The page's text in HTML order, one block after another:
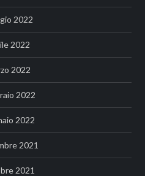
2022
2022
2022
2022
2022
2021
2021